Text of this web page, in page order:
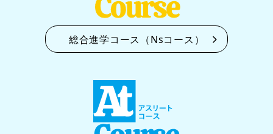
総合進学コース（Nsコース）